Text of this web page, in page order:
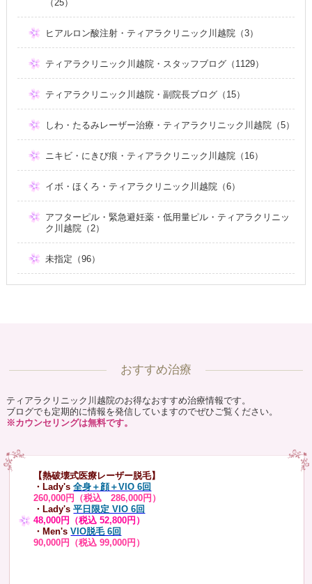
（25）
ヒアルロン酸注射・ティアラクリニック川越院（3）
ティアラクリニック川越院・スタッフブログ（1129）
ティアラクリニック川越院・副院長ブログ（15）
しわ・たるみレーザー治療・ティアラクリニック川越院（5）
ニキビ・にきび痕・ティアラクリニック川越院（16）
イボ・ほくろ・ティアラクリニック川越院（6）
アフターピル・緊急避妊薬・低用量ピル・ティアラクリニッ
ク川越院（2）
未指定（96）
おすすめ治療
ティアラクリニック川越院のお得なおすすめ治療情報です。
ブログでも定期的に情報を発信していますのでぜひご覧ください。
※カウンセリングは無料です。
【熱破壊式医療レーザー脱毛】
・Lady's 全身＋顔＋VIO 6回
260,000円（税込 286,000円）
・Lady's平日限定 VIO 6回
48,000円（税込 52,800円）
・Men's VIO脱毛 6回
90,000円（税込 99,000円）